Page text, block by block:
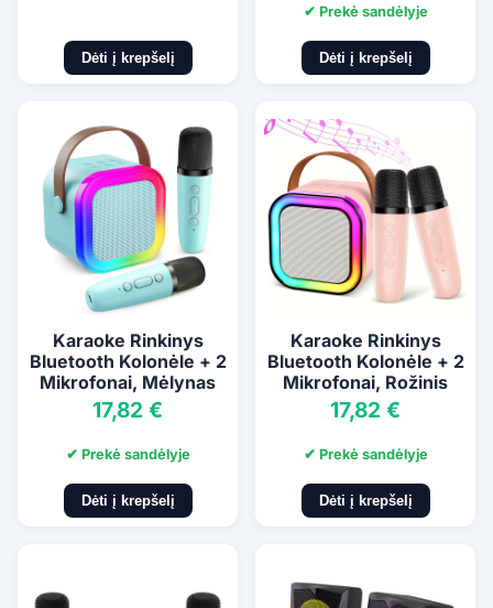
Dėti į krepšelį
✔ Prekė sandėlyje
Dėti į krepšelį
Karaoke Rinkinys
Bluetooth Kolonėle + 2
Mikrofonai, Mėlynas
17,82 €
✔ Prekė sandėlyje
Dėti į krepšelį
Karaoke Rinkinys
Bluetooth Kolonėle + 2
Mikrofonai, Rožinis
17,82 €
✔ Prekė sandėlyje
Dėti į krepšelį